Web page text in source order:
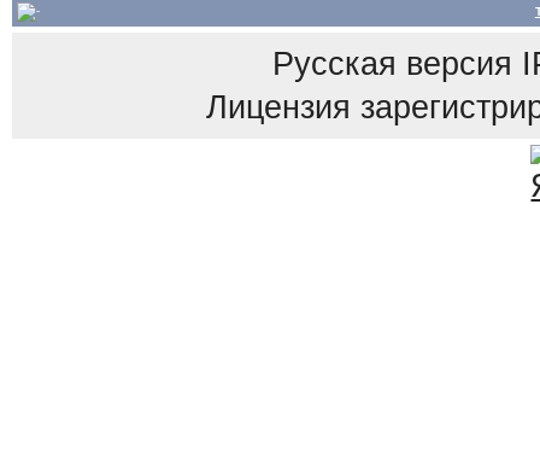
Русская версия
Лицензия